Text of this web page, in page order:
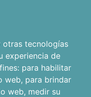
tecnologías
experiencia de
para habilitar
web, para brindar
web, medir su